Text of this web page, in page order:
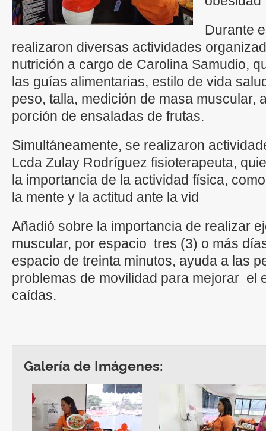
Durante
realizaron diversas actividades
nutrición a cargo de Carolina Samudio,
las guías alimentarias, estilo de vida
peso, talla, medición de masa muscular,
porción de ensaladas de frutas.
Simultáneamente, se realizaron
Lcda Zulay Rodríguez fisioterapeuta,
la importancia de la actividad física,
la mente y la actitud ante la vid
Añadió sobre la importancia de realizar
muscular, por espacio tres (3) o más
espacio de treinta minutos, ayuda a las
problemas de movilidad para mejorar el
caídas.
Galería de Imágenes: